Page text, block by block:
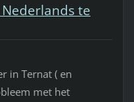
te
in Ternat ( en
met het